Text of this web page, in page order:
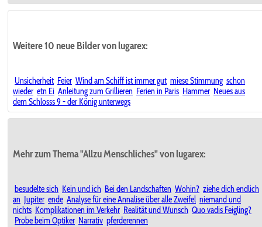
Weitere 10 neue Bilder von lugarex:
Unsicherheit Feier Wind am Schiff ist immer gut miese Stimmung schon
wieder etn Ei Anleitung zum Grillieren Ferien in Paris Hammer Neues aus
dem Schlosss 9 - der König unterwegs
Mehr zum Thema "Allzu Menschliches" von lugarex:
besudelte sich Kein und ich Bei den Landschaften Wohin? ziehe dich endlich
an
Jupiter ende Analyse für eine Annalise über alle Zweifel niemand und
nichts Komplikationen im Verkehr Realität und Wunsch Quo vadis Feigling?
Probe beim Optiker Narrativ pferderennen